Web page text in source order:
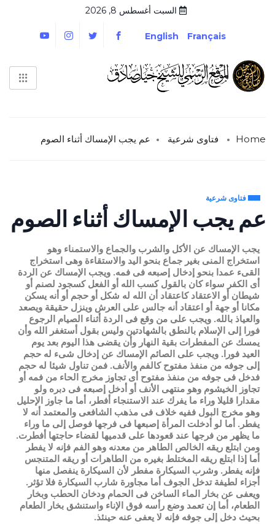
السبت أغسطس 8, 2026
Français
English
Home فتاوى شرعية عم يجب الإمساك أثناء الصوم
فتاوى شرعية
عم يجب الإمساك أثناء الصوم
يجب الإمساك عن الأكل والشرب والجماع والاستمناء وهو
استخراج المنى بغير جماع بنحو اليد والاستقاءة وهى استخراج
القىء عمدا بنحو إدخال إصبعه فى فمه. ويجب الإمساك عن الردة
أى الكفر سواء كان بالقول كسب الله أو الفعل كسجود لصنم أو
شيطان أو الاعتقاد كاعتقاد أن الله له شكل أو حجم أو أنه يسكن
مكانا أو جهة أو اعتقاد أنه جالس على العرش وينزل حقيقة ويصعد
والعياذ بالله. ويجب على من وقع فى الردة أثناء الصيام الرجوع
فورا إلى الإسلام بالنطق بالشهادتين وليس بقول أستغفر الله وأن
يمسك عن المفطرات بقية النهار وأن يقضى هذا اليوم بعد يوم
العيد فورا. ويجب على الصائم الإمساك عن إدخال شىء له حجم
إلى جوفه من منفذ مفتوح كالفم والأنف. فمن تناول شيئا له حجم
فدخل فى جوفه من منفذ مفتوح أى تجاوز مخرج الحاء من فمه أو
تجاوز الخيشوم وهو منتهى الأنف أو أدخل إصبعه فى دبره ولو
مقدارا قليلا وراء ما يفرك عند الاستنجاء أفطر، أما ما جاوز الإحليل
وهو مخرج البول ففيه خلاف فى مذهب الشافعى والمعتمد أنه لا
يفطر. أما لو أدخلت المرأة إصبعها فى فرجها فوصل إلى ما وراء
ما يظهر من فرجها عند قعودها على قدميها لقضاء حاجتها أفطرت.
ومن ابتلع ريقه الخالص الطاهر من معدنه وهو الفم فإنه لا يفطر
أما إذا ابتلع ريقه المختلط بغيره من الطاهرات أو ريقه المتنجس
فإنه يفطر. وشرب السيكارة مفطر لأن السيكارة ينفصل منها
أجزاء لطيفة تدخل الجوف أما مجاورة شارب السيكارة فلا تؤثر.
ويعفى عن بخار الماء الساخن فى الحمام ودخان الحطب وبخار
الطعام، أما إن تعمد وضع رأسه فوق الإناء واستنشق بخار الطعام
بحيث دخل إلى جوفه فإنه لا يعفى عنه حينئذ.